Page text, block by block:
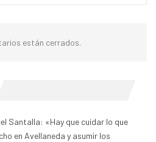
están cerrados.
Santalla: «Hay que cuidar lo que
en Avellaneda y asumir los